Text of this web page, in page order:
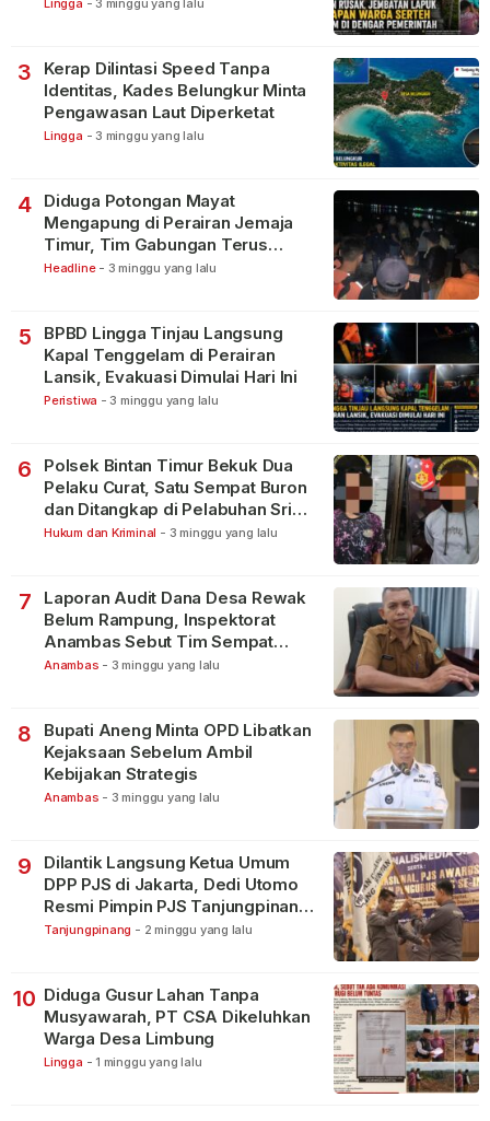
3
Kerap Dilintasi Speed Tanpa
Identitas, Kades Belungkur Minta
Pengawasan Laut Diperketat
Lingga - 3 minggu yang lalu
4
Diduga Potongan Mayat
Mengapung di Perairan Jemaja
Timur, Tim Gabungan Terus
Lakukan Pencarian
Headline - 3 minggu yang lalu
5
BPBD Lingga Tinjau Langsung
Kapal Tenggelam di Perairan
Lansik, Evakuasi Dimulai Hari Ini
Peristiwa - 3 minggu yang lalu
6
Polsek Bintan Timur Bekuk Dua
Pelaku Curat, Satu Sempat Buron
dan Ditangkap di Pelabuhan Sri
Bintan Pura
Hukum dan Kriminal - 3 minggu yang lalu
7
Laporan Audit Dana Desa Rewak
Belum Rampung, Inspektorat
Anambas Sebut Tim Sempat
Terbagi Tangani Kasus Lain
Anambas - 3 minggu yang lalu
8
Bupati Aneng Minta OPD Libatkan
Kejaksaan Sebelum Ambil
Kebijakan Strategis
Anambas - 3 minggu yang lalu
9
Dilantik Langsung Ketua Umum
DPP PJS di Jakarta, Dedi Utomo
Resmi Pimpin PJS Tanjungpinang-
Bintan
Tanjungpinang - 2 minggu yang lalu
10 Diduga Gusur Lahan Tanpa
Musyawarah, PT CSA Dikeluhkan
Warga Desa Limbung
Lingga - 1 minggu yang lalu